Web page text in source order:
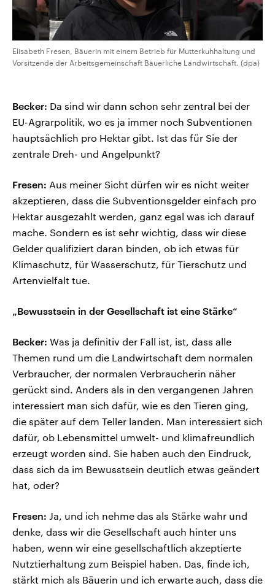
Elisabeth Fresen, Bäuerin mit einem Betrieb für Mutterkuhhaltung und
Vorsitzende der Arbeitsgemeinschaft Bäuerliche Landwirtschaft. (dpa)
Becker: Da sind wir dann schon sehr zentral bei der
EU-Agrarpolitik, wo es ja immer noch Subventionen
hauptsächlich pro Hektar gibt. Ist das für Sie der
zentrale Dreh- und Angelpunkt?
Fresen: Aus meiner Sicht dürfen wir es nicht weiter
akzeptieren, dass die Subventionsgelder einfach pro
Hektar ausgezahlt werden, ganz egal was ich darauf
mache. Sondern es ist sehr wichtig, dass wir diese
Gelder qualifiziert daran binden, ob ich etwas für
Klimaschutz, für Wasserschutz, für Tierschutz und
Artenvielfalt tue.
„Bewusstsein in der Gesellschaft ist eine Stärke“
Becker: Was ja definitiv der Fall ist, ist, dass alle
Themen rund um die Landwirtschaft dem normalen
Verbraucher, der normalen Verbraucherin näher
gerückt sind. Anders als in den vergangenen Jahren
interessiert man sich dafür, wie es den Tieren ging,
die später auf dem Teller landen. Man interessiert sich
dafür, ob Lebensmittel umwelt- und klimafreundlich
erzeugt worden sind. Sie haben auch den Eindruck,
dass sich da im Bewusstsein deutlich etwas geändert
hat, oder?
Fresen: Ja, und ich nehme das als Stärke wahr und
denke, dass wir die Gesellschaft auch hinter uns
haben, wenn wir eine gesellschaftlich akzeptierte
Nutztierhaltung zum Beispiel haben. Das, finde ich,
stärkt mich als Bäuerin und ich erwarte auch, dass die